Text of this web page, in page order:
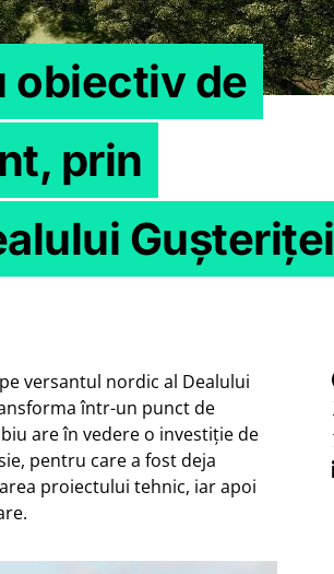
obiectiv de
prin
Gușteriței
versantul nordic al Dealului
într-un punct de
are în vedere o investiție de
pentru care a fost deja
proiectului tehnic, iar apoi